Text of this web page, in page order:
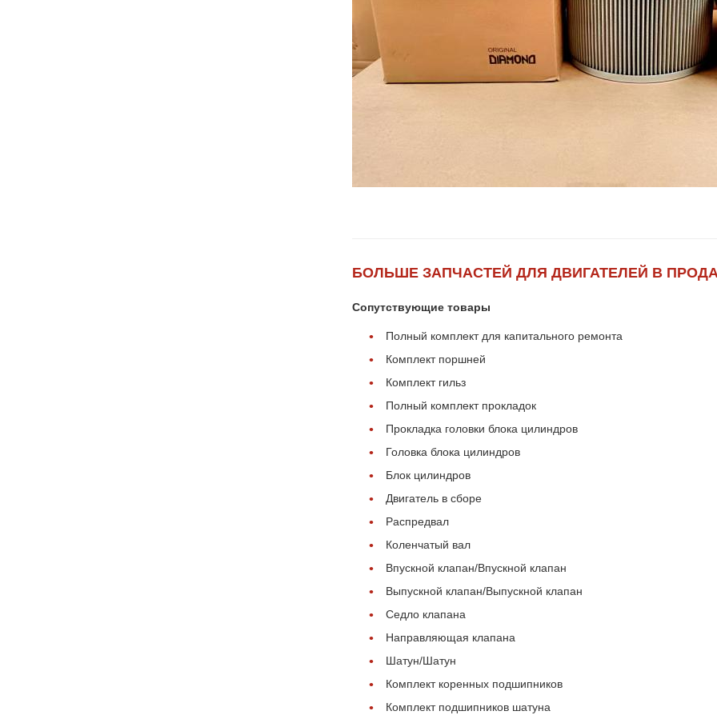
БОЛЬШЕ ЗАПЧАСТЕЙ ДЛЯ ДВИГАТЕЛЕЙ В
Сопутствующие товары
Полный комплект для капитального ремонта
Комплект поршней
Комплект гильз
Полный комплект прокладок
Прокладка головки блока цилиндров
Головка блока цилиндров
Блок цилиндров
Двигатель в сборе
Распредвал
Коленчатый вал
Впускной клапан/Впускной клапан
Выпускной клапан/Выпускной клапан
Седло клапана
Направляющая клапана
Шатун/Шатун
Комплект коренных подшипников
Комплект подшипников шатуна